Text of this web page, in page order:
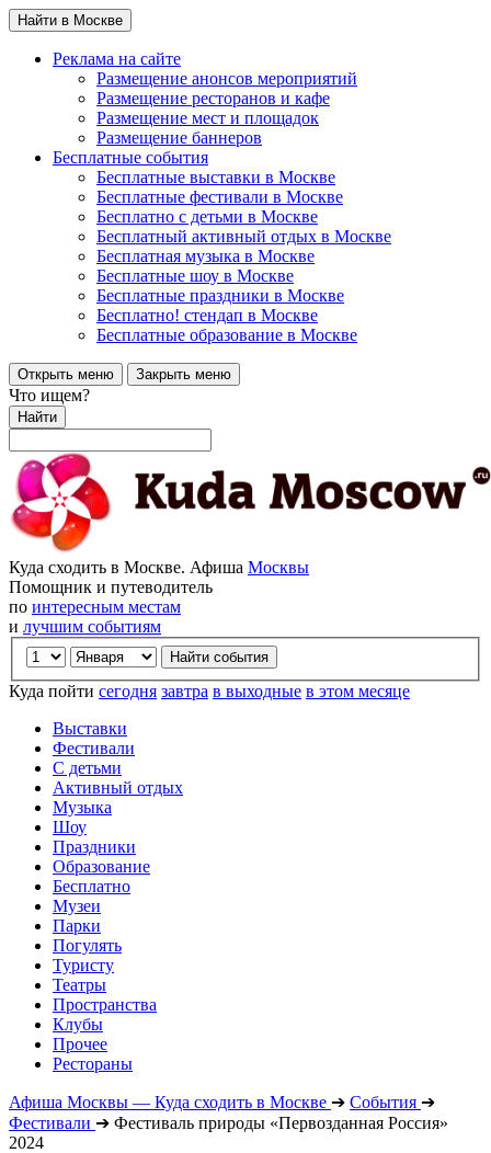
Найти в Москве
Реклама на сайте
Размещение анонсов мероприятий
Размещение ресторанов и кафе
Размещение мест и площадок
Размещение баннеров
Бесплатные события
Бесплатные выставки в Москве
Бесплатные фестивали в Москве
Бесплатно с детьми в Москве
Бесплатный активный отдых в Москве
Бесплатная музыка в Москве
Бесплатные шоу в Москве
Бесплатные праздники в Москве
Бесплатно! стендап в Москве
Бесплатные образование в Москве
Открыть меню Закрыть меню
Что ищем?
Найти
Куда сходить в Москве. Афиша Москвы
Помощник и путеводитель
по интересным местам
и лучшим событиям
Куда пойти сегодня завтра в выходные в этом месяце
Выставки
Фестивали
С детьми
Активный отдых
Музыка
Шоу
Праздники
Образование
Бесплатно
Музеи
Парки
Погулять
Туристу
Театры
Пространства
Клубы
Прочее
Рестораны
Афиша Москвы — Куда сходить в Москве ➔ События ➔
Фестивали ➔ Фестиваль природы «Первозданная Россия»
2024